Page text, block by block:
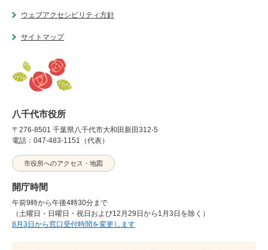
ウェブアクセシビリティ方針
サイトマップ
八千代市役所
〒276-8501 千葉県八千代市大和田新田312-5
電話：047-483-1151（代表）
市役所へのアクセス・地図
開庁時間
午前9時から午後4時30分まで
（土曜日・日曜日・祝日および12月29日から1月3日を除く）
8月3日から窓口受付時間を変更します